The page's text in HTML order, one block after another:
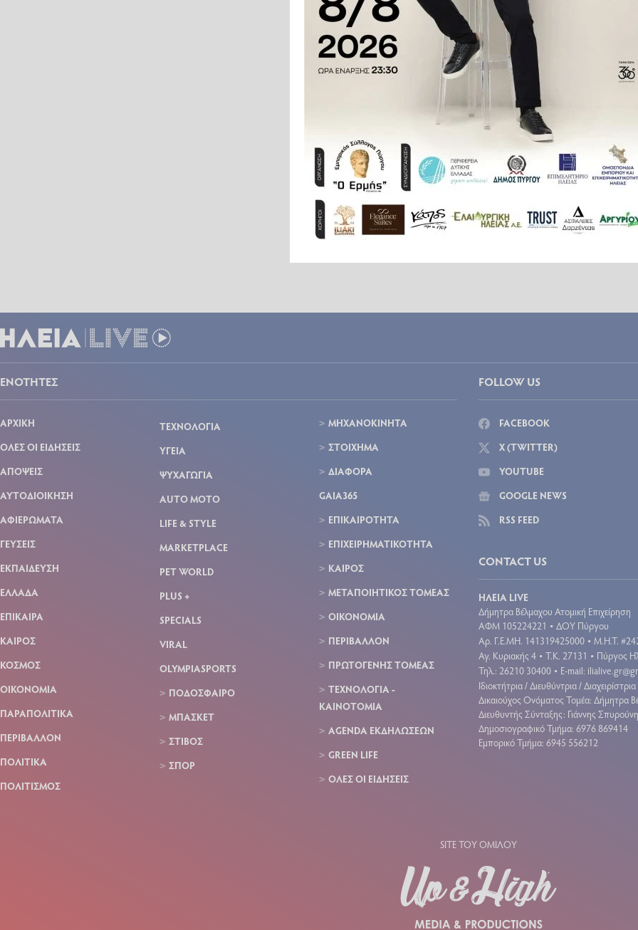
ΕΝΟΤΗΤΕΣ
ΑΡΧΙΚΗ
ΟΛΕΣ ΟΙ ΕΙΔΗΣΕΙΣ
ΑΠΟΨΕΙΣ
ΑΥΤΟΔΙΟΙΚΗΣΗ
ΑΦΙΕΡΩΜΑΤΑ
ΓΕΥΣΕΙΣ
ΕΚΠΑΙΔΕΥΣΗ
ΕΛΛΑΔΑ
ΕΠΙΚΑΙΡΑ
ΚΑΙΡΟΣ
ΚΟΣΜΟΣ
ΟΙΚΟΝΟΜΙΑ
ΠΑΡΑΠΟΛΙΤΙΚΑ
ΠΕΡΙΒΑΛΛΟΝ
ΠΟΛΙΤΙΚΑ
ΠΟΛΙΤΙΣΜΟΣ
ΤΕΧΝΟΛΟΓΙΑ
ΥΓΕΙΑ
ΨΥΧΑΓΩΓΙΑ
AUTO MOTO
LIFE & STYLE
MARKETPLACE
PET WORLD
PLUS +
SPECIALS
VIRAL
OLYMPIASPORTS
ΠΟΔΟΣΦΑΙΡΟ
ΜΠΑΣΚΕΤ
ΣΤΙΒΟΣ
ΣΠΟΡ
ΜΗΧΑΝΟΚΙΝΗΤΑ
ΣΤΟΙΧΗΜΑ
ΔΙΑΦΟΡΑ
GAIA365
ΕΠΙΚΑΙΡΟΤΗΤΑ
ΕΠΙΧΕΙΡΗΜΑΤΙΚΟΤΗΤΑ
ΚΑΙΡΟΣ
ΜΕΤΑΠΟΙΗΤΙΚΟΣ ΤΟΜΕΑΣ
ΟΙΚΟΝΟΜΙΑ
ΠΕΡΙΒΑΛΛΟΝ
ΠΡΩΤΟΓΕΝΗΣ ΤΟΜΕΑΣ
ΤΕΧΝΟΛΟΓΙΑ -
ΚΑΙΝΟΤΟΜΙΑ
AGENDA ΕΚΔΗΛΩΣΕΩΝ
GREEN LIFE
ΟΛΕΣ ΟΙ ΕΙΔΗΣΕΙΣ
FOLLOW US
FACEBOOK
X (TWITTER)
YOUTUBE
GOOGLE NEWS
RSS FEED
CONTACT US
ΗΛΕΙΑ LIVE
Δήμητρα Βέλμαχου Ατομική Επιχείρηση
ΑΦΜ 105224221 • ΔΟΥ Πύργου
Aρ. Γ.Ε.ΜΗ. 141319425000 • Μ.Η.Τ.
Αγ. Κυριακής 4 • Τ.Κ. 27131 • Πύργος
Τηλ.: 26210 30400 • E-mail:
Ιδιοκτήτρια / Διευθύντρια /
Δικαιούχος Ονόματος Τομέα: Δήμητρα
Διευθυντής Σύνταξης: Γιάννης
Δημοσιογραφικό Τμήμα: 6976 869414
Εμπορικό Τμήμα: 6945 556212
SITE ΤΟΥ ΟΜΙΛΟΥ